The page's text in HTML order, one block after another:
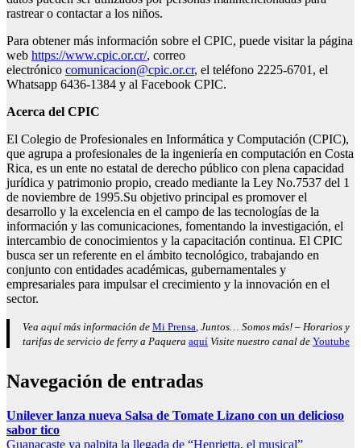
rastrear o contactar a los niños.
Para obtener más información sobre el CPIC, puede visitar la página
web https://www.cpic.or.cr/, correo
electrónico comunicacion@cpic.or.cr, el teléfono 2225-6701, el
Whatsapp 6436-1384 y al Facebook CPIC.
Acerca del CPIC
El Colegio de Profesionales en Informática y Computación (CPIC),
que agrupa a profesionales de la ingeniería en computación en Costa
Rica, es un ente no estatal de derecho público con plena capacidad
jurídica y patrimonio propio, creado mediante la Ley No.7537 del 1
de noviembre de 1995.Su objetivo principal es promover el
desarrollo y la excelencia en el campo de las tecnologías de la
información y las comunicaciones, fomentando la investigación, el
intercambio de conocimientos y la capacitación continua. El CPIC
busca ser un referente en el ámbito tecnológico, trabajando en
conjunto con entidades académicas, gubernamentales y
empresariales para impulsar el crecimiento y la innovación en el
sector.
Vea aquí más información de Mi Prensa, Juntos… Somos más! – Horarios y
tarifas de servicio de ferry a Paquera aquí Visite nuestro canal de Youtube
Navegación de entradas
Unilever lanza nueva Salsa de Tomate Lizano con un delicioso
sabor tico
Guanacaste ya palpita la llegada de “Henrietta, el musical”